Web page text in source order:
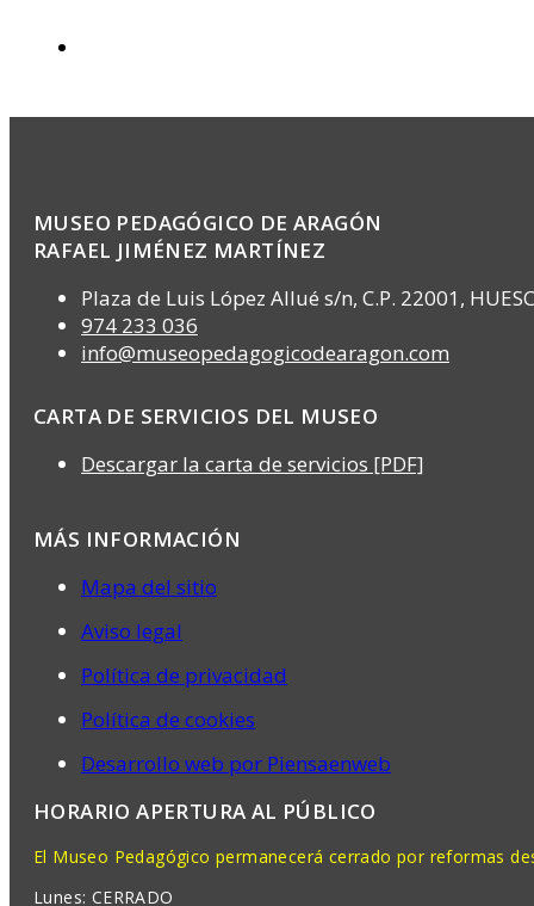
MUSEO PEDAGÓGICO DE ARAGÓN
RAFAEL JIMÉNEZ MARTÍNEZ
Plaza de Luis López Allué s/n, C.P. 22001,
974 233 036
info@museopedagogicodearagon.com
CARTA DE SERVICIOS DEL MUSEO
Descargar la carta de servicios [PDF]
MÁS INFORMACIÓN
Mapa del sitio
Aviso legal
Política de privacidad
Política de cookies
Desarrollo web por Piensaenweb
HORARIO APERTURA AL PÚBLICO
El Museo Pedagógico permanecerá cerrado por reformas
Lunes: CERRADO